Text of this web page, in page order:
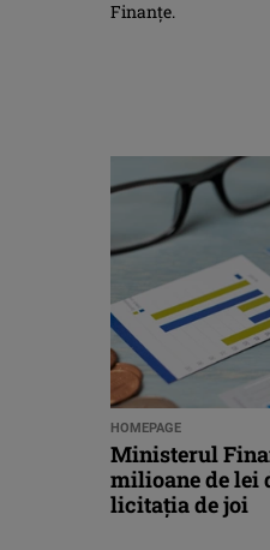
Finanțe.
HOMEPAGE
Ministerul
milioane de lei
licitaţia de joi